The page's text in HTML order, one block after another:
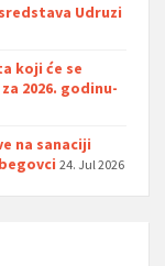
Udruzi
koji će se
2026. godinu-
na sanaciji
24. Jul 2026